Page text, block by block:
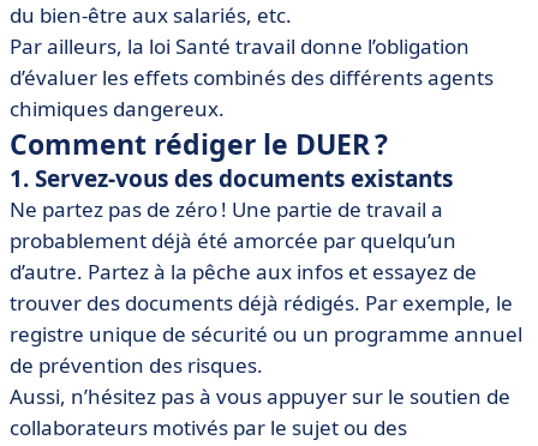
du bien-être aux salariés, etc.
Par ailleurs, la loi Santé travail donne l’obligation
d’évaluer les effets combinés des différents agents
chimiques dangereux.
Comment rédiger le DUER ?
1. Servez-vous des documents existants
Ne partez pas de zéro ! Une partie de travail a
probablement déjà été amorcée par quelqu’un
d’autre. Partez à la pêche aux infos et essayez de
trouver des documents déjà rédigés. Par exemple, le
registre unique de sécurité ou un programme annuel
de prévention des risques.
Aussi, n’hésitez pas à vous appuyer sur le soutien de
collaborateurs motivés par le sujet ou des